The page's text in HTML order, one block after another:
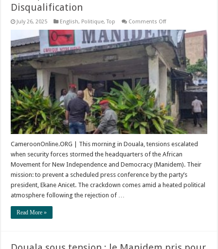
Disqualification
July 26, 2025 English, Politique,Top Comments Offon
Rise
in
Douala
Manidem
Headquarters
Stormed
After
Kamto’s
Disqualification
CameroonOnline.ORG | This morning in Douala, tensions escalated
when security forces stormed the headquarters of the African
Movement for New Independence and Democracy (Manidem). Their
mission: to prevent a scheduled press conference by the party’s
president, Ekane Anicet. The crackdown comes amid a heated political
atmosphere following the rejection of …
Read More »